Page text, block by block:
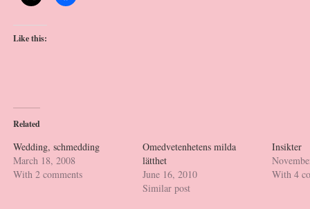
Like this:
Related
Wedding, schmedding
March 18, 2008
With 2 comments
Omedvetenhetens milda
lätthet
June 16, 2010
Similar post
Insikter
With 4